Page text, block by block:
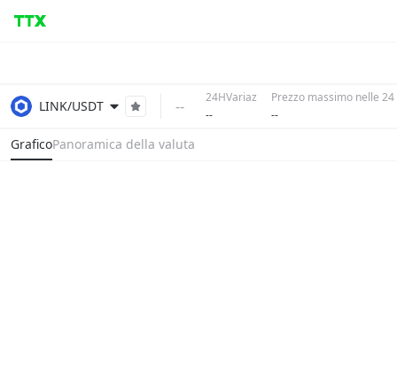
LINK/USDT --
24HVariaz
--
Prezzo massimo nelle
--
GraficoPanoramica della valuta